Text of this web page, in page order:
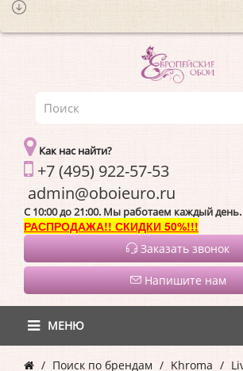
Как нас найти?
+7 (495) 922-57-53
C 10:00 до 21:00. Мы работаем каждый день.
РАСПРОДАЖА!! СКИДКИ 50%!!!
Заказать звонок
Напишите нам
МЕНЮ
Поиск по брендам Khroma